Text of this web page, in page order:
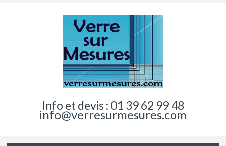
Info et devis : 01 39 62 99 48
info@verresurmesures.com